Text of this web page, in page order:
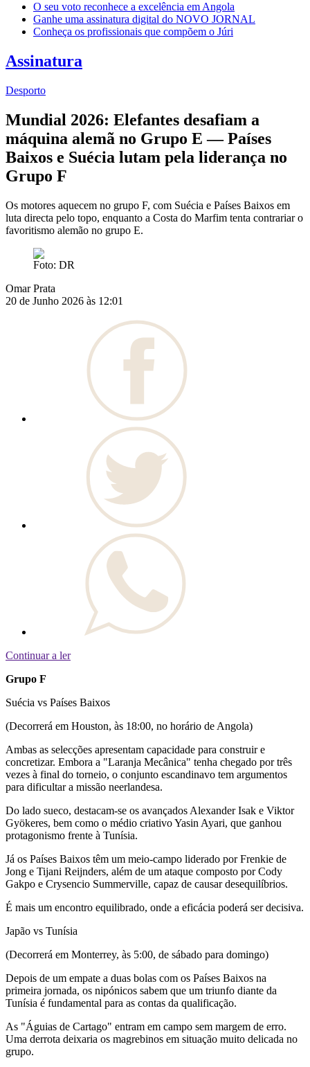
O seu voto reconhece a excelência em Angola
Ganhe uma assinatura digital do NOVO JORNAL
Conheça os profissionais que compõem o Júri
Assinatura
Desporto
Mundial 2026: Elefantes desafiam a
máquina alemã no Grupo E — Países
Baixos e Suécia lutam pela liderança no
Grupo F
Os motores aquecem no grupo F, com Suécia e Países Baixos em
luta directa pelo topo, enquanto a Costa do Marfim tenta contrariar o
favoritismo alemão no grupo E.
Foto: DR
Omar Prata
20 de Junho 2026 às 12:01
Continuar a ler
Grupo F
Suécia vs Países Baixos
(Decorrerá em Houston, às 18:00, no horário de Angola)
Ambas as selecções apresentam capacidade para construir e
concretizar. Embora a "Laranja Mecânica" tenha chegado por três
vezes à final do torneio, o conjunto escandinavo tem argumentos
para dificultar a missão neerlandesa.
Do lado sueco, destacam-se os avançados Alexander Isak e Viktor
Gyökeres, bem como o médio criativo Yasin Ayari, que ganhou
protagonismo frente à Tunísia.
Já os Países Baixos têm um meio-campo liderado por Frenkie de
Jong e Tijani Reijnders, além de um ataque composto por Cody
Gakpo e Crysencio Summerville, capaz de causar desequilíbrios.
É mais um encontro equilibrado, onde a eficácia poderá ser decisiva.
Japão vs Tunísia
(Decorrerá em Monterrey, às 5:00, de sábado para domingo)
Depois de um empate a duas bolas com os Países Baixos na
primeira jornada, os nipónicos sabem que um triunfo diante da
Tunísia é fundamental para as contas da qualificação.
As "Águias de Cartago" entram em campo sem margem de erro.
Uma derrota deixaria os magrebinos em situação muito delicada no
grupo.